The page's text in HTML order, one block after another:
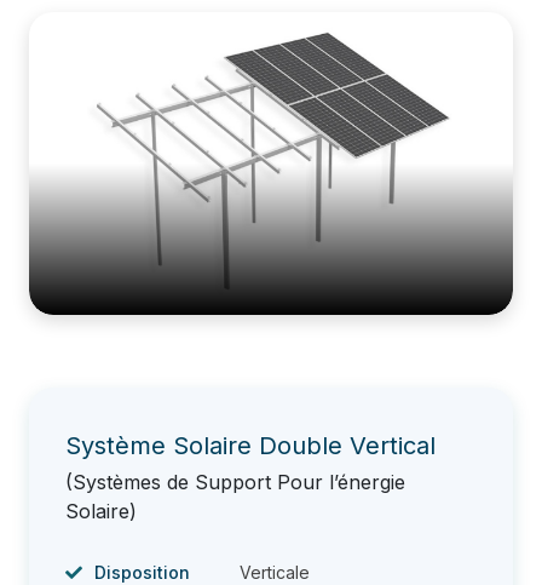
Système Solaire Double Vertical
(Systèmes de Support Pour l’énergie
Solaire)
Disposition Verticale